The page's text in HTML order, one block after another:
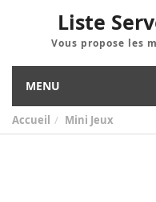
Liste
Vous propose les
MENU
Accueil Mini Jeux